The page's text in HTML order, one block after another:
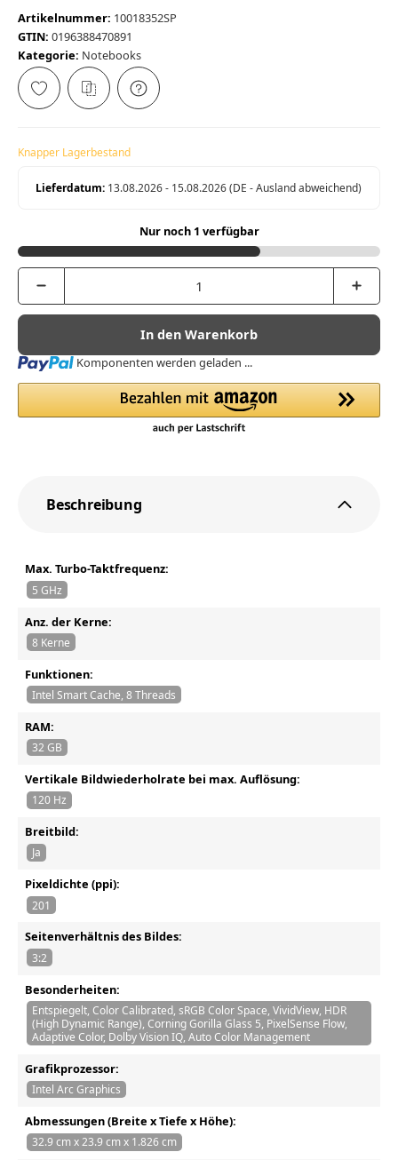
Artikelnummer: 10018352SP
GTIN: 0196388470891
Kategorie: Notebooks
Knapper Lagerbestand
Lieferdatum: 13.08.2026 - 15.08.2026(DE - Ausland abweichend)
Nur noch 1 verfügbar
In den Warenkorb
Loading... Komponenten werden geladen ...
Beschreibung
Max. Turbo-Taktfrequenz:
5 GHz
Anz. der Kerne:
8 Kerne
Funktionen:
Intel Smart Cache, 8 Threads
RAM:
32 GB
Vertikale Bildwiederholrate bei max. Auflösung:
120 Hz
Breitbild:
Ja
Pixeldichte (ppi):
201
Seitenverhältnis des Bildes:
3:2
Besonderheiten:
Entspiegelt, Color Calibrated, sRGB Color Space, VividView, HDR
(High Dynamic Range), Corning Gorilla Glass 5, PixelSense Flow,
Adaptive Color, Dolby Vision IQ, Auto Color Management
Grafikprozessor:
Intel Arc Graphics
Abmessungen (Breite x Tiefe x Höhe):
32.9 cm x 23.9 cm x 1.826 cm